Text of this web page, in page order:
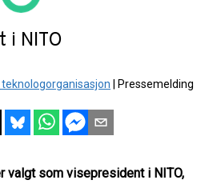
i NITO
teknologorganisasjon
Pressemelding
valgt som visepresident i NITO,